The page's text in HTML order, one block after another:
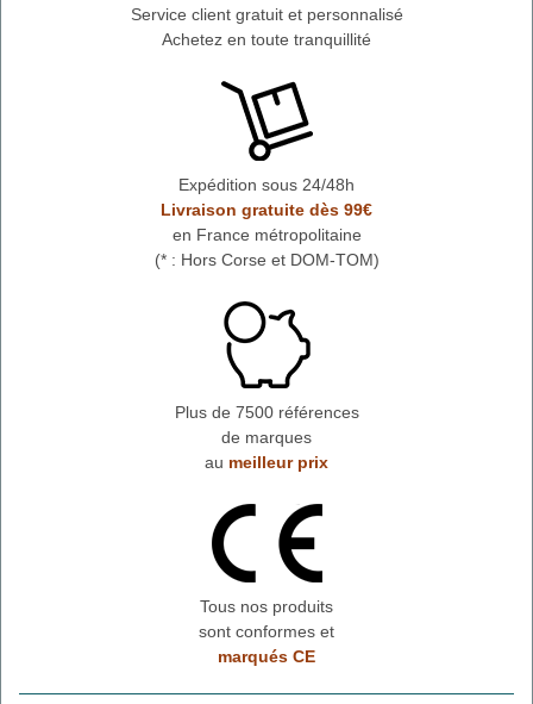
Service client gratuit et personnalisé
Achetez en toute tranquillité
Expédition sous 24/48h
Livraison gratuite dès 99€
en France métropolitaine
(* : Hors Corse et DOM-TOM)
Plus de 7500 références
de marques
au meilleur prix
Tous nos produits
sont conformes et
marqués CE